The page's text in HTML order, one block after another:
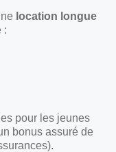
location longue
:
pour les jeunes
bonus assuré de